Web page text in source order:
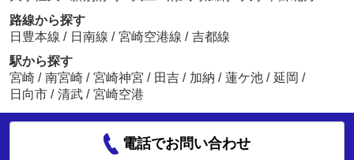
路線から探す
日豊本線 / 日南線 / 宮崎空港線 / 吉都線
駅から探す
宮崎 / 南宮崎 / 宮崎神宮 / 田吉 / 加納 / 蓮ケ池 / 延岡 /
日向市 / 清武 / 宮崎空港
電話でお問い合わせ